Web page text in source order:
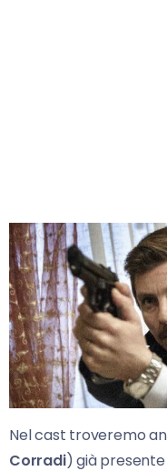
Nel cast troveremo
Corradi) già presente